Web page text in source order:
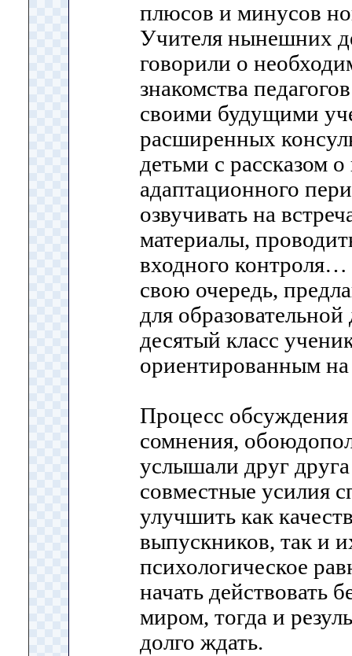
плюсов и минусов
Учителя нынешних
говорили о
знакомства
своими будущими
расширенных
детьми с рассказом
адаптационного
озвучивать на
материалы,
входного
свою очередь,
для
десятый класс
ориентированным
Процесс
сомнения,
услышали друг
совместные усилия
улучшить как
выпускников, так и
психологическое
начать действовать
миром, тогда и
долго ждать.